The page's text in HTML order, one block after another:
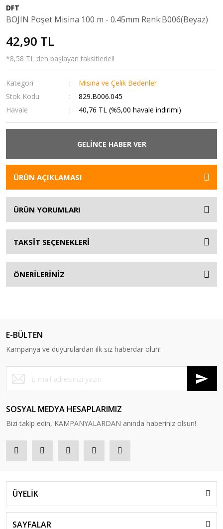
DFT
BOJIN Poşet Misina 100 m - 0.45mm Renk:B006(Beyaz)
42,90 TL
*8,58 TL den başlayan taksitlerle!!
Kategori
Misina ve Çelik Bedenler
Stok Kodu
829.B006.045
Havale
40,76 TL (%5,00 havale indirimi)
GELİNCE HABER VER
ÜRÜN AÇIKLAMASI
ÜRÜN YORUMLARI
TAKSİT SEÇENEKLERİ
ÖNERİLERİNİZ
E-BÜLTEN
Kampanya ve duyurulardan ilk siz haberdar olun!
SOSYAL MEDYA HESAPLARIMIZ
Bizi takip edin, KAMPANYALARDAN anında haberiniz olsun!
ÜYELİK
SAYFALAR